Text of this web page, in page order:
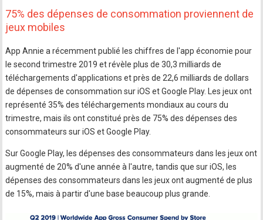
75% des dépenses de consommation proviennent de
jeux mobiles
App Annie a récemment publié les chiffres de l'app économie pour
le second trimestre 2019 et révèle plus de 30,3 milliards de
téléchargements d'applications et près de 22,6 milliards de dollars
de dépenses de consommation sur iOS et Google Play. Les jeux ont
représenté 35% des téléchargements mondiaux au cours du
trimestre, mais ils ont constitué près de 75% des dépenses des
consommateurs sur iOS et Google Play.
Sur Google Play, les dépenses des consommateurs dans les jeux ont
augmenté de 20% d'une année à l'autre, tandis que sur iOS, les
dépenses des consommateurs dans les jeux ont augmenté de plus
de 15%, mais à partir d'une base beaucoup plus grande.